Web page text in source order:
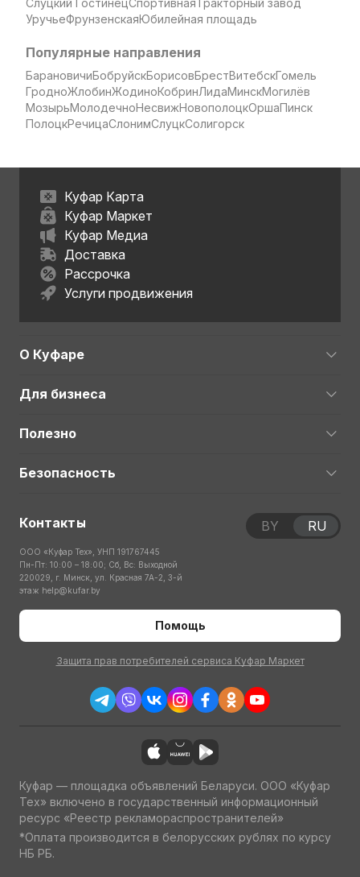
Слуцкий ГостинецСпортивнаяТракторный завод
УручьеФрунзенскаяЮбилейная площадь
Популярные направления
БарановичиБобруйскБорисовБрестВитебскГомель
ГродноЖлобинЖодиноКобринЛидаМинскМогилёв
МозырьМолодечноНесвижНовополоцкОршаПинск
ПолоцкРечицаСлонимСлуцкСолигорск
Куфар Карта
Куфар Маркет
Куфар Медиа
Доставка
Рассрочка
Услуги продвижения
О Куфаре
Для бизнеса
Полезно
Безопасность
Контакты
ООО «Куфар Тех», УНП 191767445
Пн-Пт: 10:00 – 18:00; Сб, Вс: Выходной
220029, г. Минск, ул. Красная 7А-2, 3-й
этаж help@kufar.by
Помощь
Защита прав потребителей сервиса Куфар Маркет
BY RU
Куфар — площадка объявлений Беларуси. ООО «Куфар
Тех» включено в государственный информационный
ресурс «Реестр рекламораспространителей»
*Оплата производится в белорусских рублях по курсу
НБ РБ.